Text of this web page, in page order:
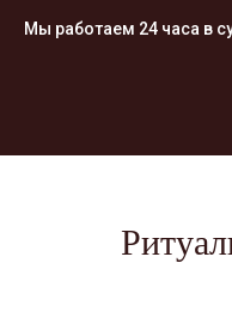
Мы работаем 24 часа в